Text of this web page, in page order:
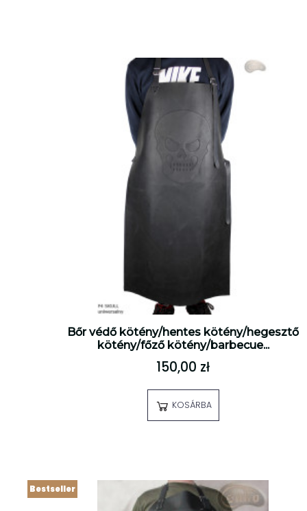
Bőr védő kötény/hentes kötény/hegesztő
kötény/főző kötény/barbecue...
150,00 zł
KOSÁRBA
Bestseller